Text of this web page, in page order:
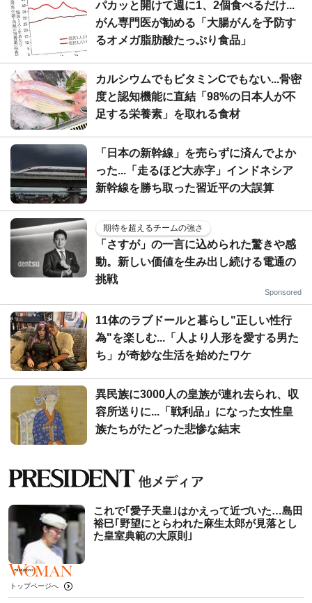
パカッと開けて週に1、2個食べるだけ...
がん専門医が勧める「大腸がんを予防す
るオメガ脂肪酸たっぷり食品」
カルシウムでもビタミンCでもない...骨密
度と認知機能に直結「98%の日本人が不
足する栄養素」を取れる食材
「日本の新幹線」を売らずに済んでよか
った...「走るほど大赤字」インドネシア
新幹線を勝ち取った習近平の大誤算
期待を超えるチームの強さ
「さすが」の一言に込められた驚きや感
動。新しい価値を生み出し続ける電通の
挑戦
Sponsored
11体のラブドールと暮らし"正しい性行
為"を楽しむ...「人より人形を愛する男た
ち」が奇妙な生活を始めたワケ
異民族に3000人の皇族が連れ去られ、収
容所送りに...「戦利品」になった女性皇
族たちがたどった悲惨な結末
これで｢愛子天皇｣はかえって近づいた…島田
裕巳｢野望にとらわれた麻生太郎が見落とし
た皇室典範の大原則｣
トップページへ